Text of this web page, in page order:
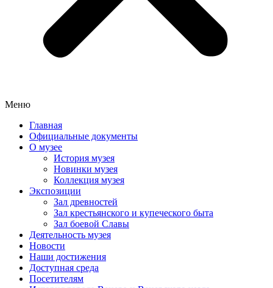
Меню
Главная
Официальные документы
О музее
История музея
Новинки музея
Коллекция музея
Экспозиции
Зал древностей
Зал крестьянского и купеческого быта
Зал боевой Славы
Деятельность музея
Новости
Наши достижения
Доступная среда
Посетителям